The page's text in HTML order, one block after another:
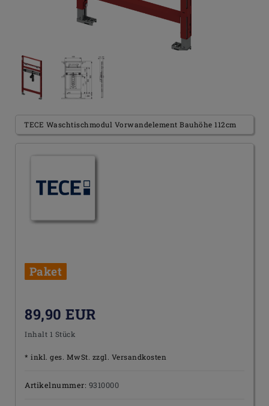
TECE Waschtischmodul Vorwandelement Bauhöhe 112cm
Paket
89,90 EUR
Inhalt 1 Stück
* inkl. ges. MwSt. zzgl. Versandkosten
Artikelnummer: 9310000